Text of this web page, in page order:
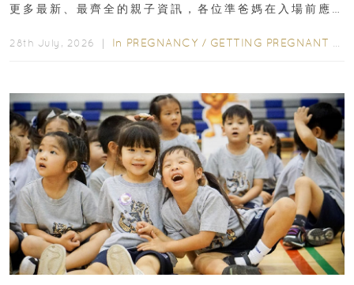
更多最新、最齊全的親子資訊，各位準爸媽在入場前應
28th July, 2026 ｜ In PREGNANCY / GETTING PREGNANT